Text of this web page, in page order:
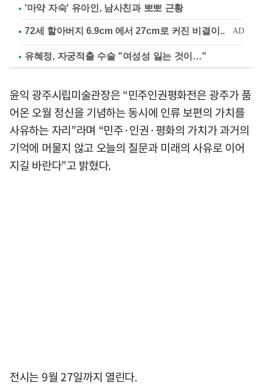
'마약 자숙' 유아인, 남사친과 뽀뽀 근황
유혜정, 자궁적출 수술 "여성성 잃는 것이…"
윤익 광주시립미술관장은 “민주인권평화전은 광주가 품
어온 오월 정신을 기념하는 동시에 인류 보편의 가치를
사유하는 자리”라며 “민주·인권·평화의 가치가 과거의
기억에 머물지 않고 오늘의 질문과 미래의 사유로 이어
지길 바란다”고 밝혔다.
전시는 9월 27일까지 열린다.